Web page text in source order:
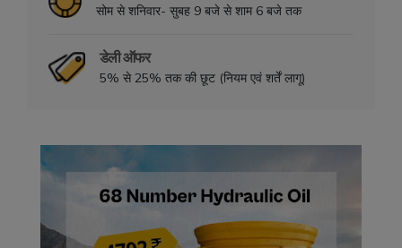
सोम से शनिवार- सुबह 9 बजे से शाम 6 बजे तक
डेली ऑफर
5% से 25% तक की छूट (नियम एवं शर्तें लागू)